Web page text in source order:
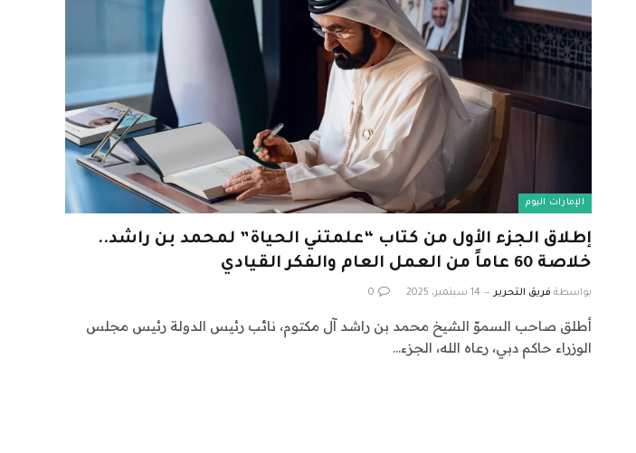
الإمارات اليوم
إطلاق الجزء الأول من كتاب “علمتني الحياة” لمحمد بن راشد..
خلاصة 60 عاماً من العمل العام والفكر القيادي
بواسطة فريق التحرير 14 سبتمبر، 2025 0
أطلق صاحب السموّ الشيخ محمد بن راشد آل مكتوم، نائب رئيس الدولة رئيس مجلس
الوزراء حاكم دبي، رعاه الله، الجزء…